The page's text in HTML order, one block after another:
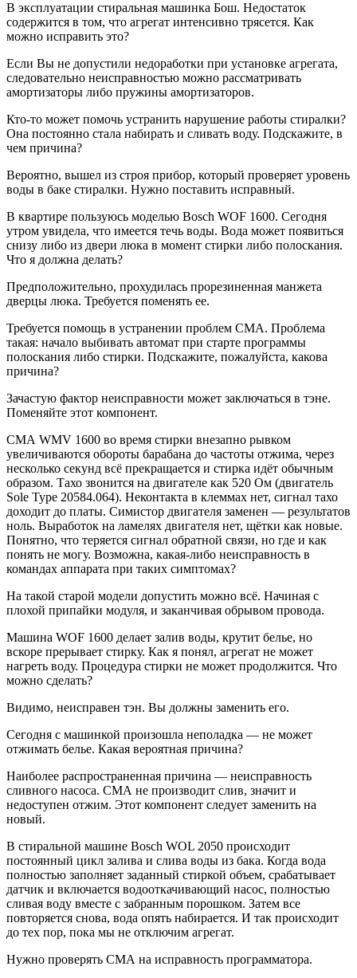
В эксплуатации стиральная машинка Бош. Недостаток
содержится в том, что агрегат интенсивно трясется. Как
можно исправить это?
Если Вы не допустили недоработки при установке агрегата,
следовательно неисправностью можно рассматривать
амортизаторы либо пружины амортизаторов.
Кто-то может помочь устранить нарушение работы стиралки?
Она постоянно стала набирать и сливать воду. Подскажите, в
чем причина?
Вероятно, вышел из строя прибор, который проверяет уровень
воды в баке стиралки. Нужно поставить исправный.
В квартире пользуюсь моделью Bosch WOF 1600. Сегодня
утром увидела, что имеется течь воды. Вода может появиться
снизу либо из двери люка в момент стирки либо полоскания.
Что я должна делать?
Предположительно, прохудилась прорезиненная манжета
дверцы люка. Требуется поменять ее.
Требуется помощь в устранении проблем СМА. Проблема
такая: начало выбивать автомат при старте программы
полоскания либо стирки. Подскажите, пожалуйста, какова
причина?
Зачастую фактор неисправности может заключаться в тэне.
Поменяйте этот компонент.
СМА WMV 1600 во время стирки внезапно рывком
увеличиваются обороты барабана до частоты отжима, через
несколько секунд всё прекращается и стирка идёт обычным
образом. Тахо звонится на двигателе как 520 Ом (двигатель
Sole Type 20584.064). Неконтакта в клеммах нет, сигнал тахо
доходит до платы. Симистор двигателя заменен — результатов
ноль. Выработок на ламелях двигателя нет, щётки как новые.
Понятно, что теряется сигнал обратной связи, но где и как
понять не могу. Возможна, какая-либо неисправность в
командах аппарата при таких симптомах?
На такой старой модели допустить можно всё. Начиная с
плохой припайки модуля, и заканчивая обрывом провода.
Машина WOF 1600 делает залив воды, крутит белье, но
вскоре прерывает стирку. Как я понял, агрегат не может
нагреть воду. Процедура стирки не может продолжится. Что
можно сделать?
Видимо, неисправен тэн. Вы должны заменить его.
Сегодня с машинкой произошла неполадка — не может
отжимать белье. Какая вероятная причина?
Наиболее распространенная причина — неисправность
сливного насоса. СМА не производит слив, значит и
недоступен отжим. Этот компонент следует заменить на
новый.
В стиральной машине Bosch WOL 2050 происходит
постоянный цикл залива и слива воды из бака. Когда вода
полностью заполняет заданный стиркой объем, срабатывает
датчик и включается водооткачивающий насос, полностью
сливая воду вместе с забранным порошком. Затем все
повторяется снова, вода опять набирается. И так происходит
до тех пор, пока мы не отключим агрегат.
Нужно проверять СМА на исправность программатора.